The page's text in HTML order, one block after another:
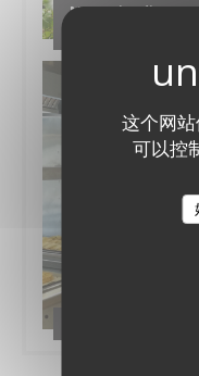
这个网
可以控
Notre jardin